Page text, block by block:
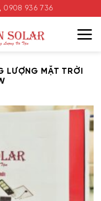
0908 936 736
LƯỢNG MẶT TRỜI